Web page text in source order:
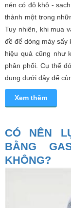
nén có độ khô -
thành một trong
Tuy nhiên, khi mua
đề để dòng máy sấy
hiệu quả cũng như
phân phối. Cụ thể
dung dưới đây để
Xem thêm
CÓ NÊN
BẰNG
KHÔNG?